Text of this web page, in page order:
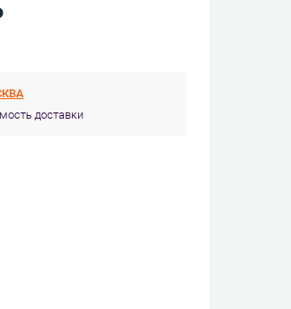
доставки